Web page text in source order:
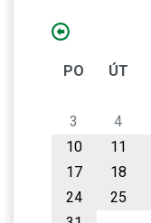
PO ÚT
3
4
10
11
17
18
24
25